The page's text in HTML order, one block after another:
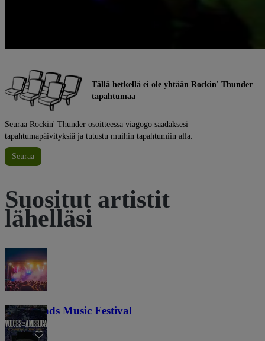
Tällä hetkellä ei ole yhtään Rockin' Thunder
tapahtumaa
Seuraa Rockin' Thunder osoitteessa viagogo saadaksesi
tapahtumapäivityksiä ja tutustu muihin tapahtumiin alla.
Seuraa
Suositut artistit
lähelläsi
Lost Lands Music Festival
121